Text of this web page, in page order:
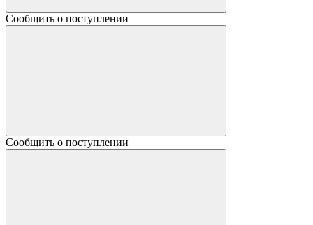
Сообщить о поступлении
Сообщить о поступлении